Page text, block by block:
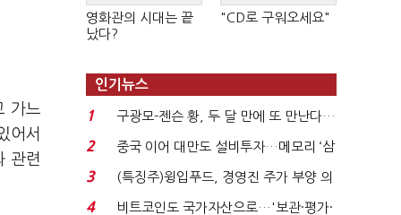
가느
어서
관련
영화관의 시대는 끝
났다?
"CD로 구워오세요"
인기뉴스
1
구광모-젠슨 황, 두 달 만에 또 만난다…
로봇·AI 등 논...
2
중국 이어 대만도 설비투자…메모리 ‘삼
국전쟁’
3
(특징주)윙입푸드, 경영진 주가 부양 의
지에 상한가...
4
비트코인도 국가자산으로…'보관·평가·